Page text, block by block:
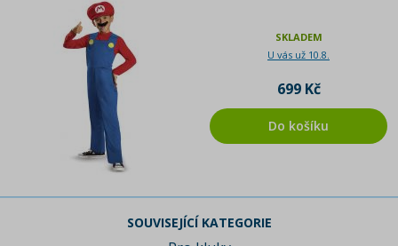
SKLADEM
U vás už 10.8.
699 Kč
Do košíku
SOUVISEJÍCÍ KATEGORIE